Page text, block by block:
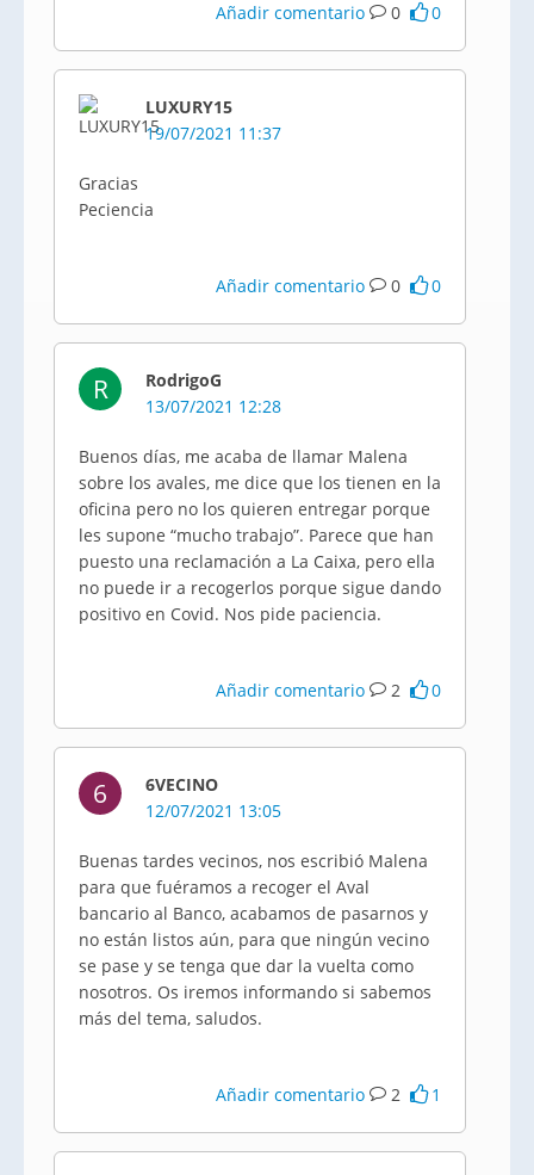
Añadir comentario 0 0
LUXURY15
19/07/2021 11:37
Gracias
Peciencia
Añadir comentario 0 0
R
RodrigoG
13/07/2021 12:28
Buenos días, me acaba de llamar Malena
sobre los avales, me dice que los tienen en la
oficina pero no los quieren entregar porque
les supone “mucho trabajo”. Parece que han
puesto una reclamación a La Caixa, pero ella
no puede ir a recogerlos porque sigue dando
positivo en Covid. Nos pide paciencia.
Añadir comentario 2 0
6
6VECINO
12/07/2021 13:05
Buenas tardes vecinos, nos escribió Malena
para que fuéramos a recoger el Aval
bancario al Banco, acabamos de pasarnos y
no están listos aún, para que ningún vecino
se pase y se tenga que dar la vuelta como
nosotros. Os iremos informando si sabemos
más del tema, saludos.
Añadir comentario 2 1